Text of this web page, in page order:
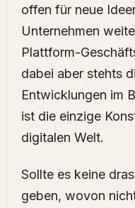
offen für neue
Unternehmen
Plattform-
dabei aber stehts
Entwicklungen im
ist die einzige
digitalen Welt.
Sollte es keine
geben, wovon